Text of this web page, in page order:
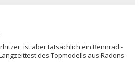
ist aber tatsächlich ein Rennrad -
des Topmodells aus Radons